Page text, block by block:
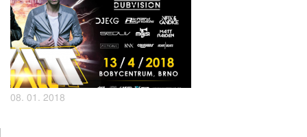
08. 01. 2018